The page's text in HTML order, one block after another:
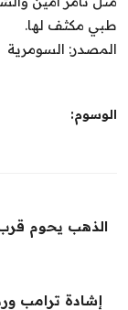
طبي مكثف لها.
المصدر: السومرية
الوسوم:
إشادة ترامب